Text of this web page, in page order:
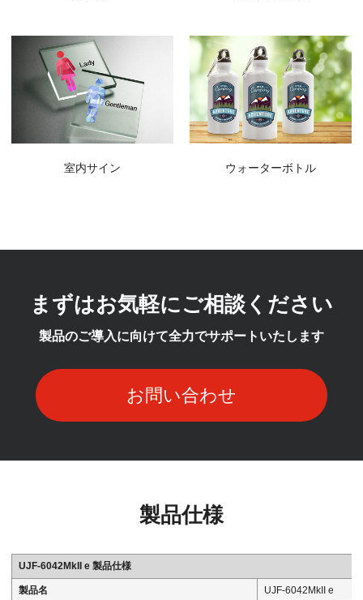
室内サイン ウォーターボトル
まずはお気軽にご相談ください
製品のご導入に向けて全力でサポートいたします
お問い合わせ
製品仕様
UJF-6042MkII e 製品仕様
製品名 UJF-6042MkII e